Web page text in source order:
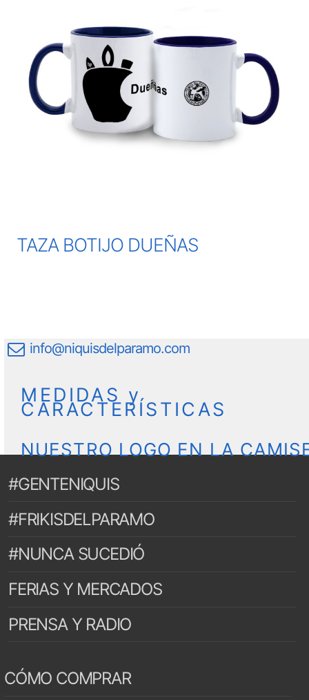
TAZA BOTIJO DUEÑAS
info@niquisdelparamo.com
MEDIDAS y
CARACTERÍSTICAS
NUESTRO LOGO EN LA
#GENTENIQUIS
#FRIKISDELPARAMO
#NUNCA SUCEDIÓ
FERIAS Y MERCADOS
PRENSA Y RADIO
CÓMO COMPRAR